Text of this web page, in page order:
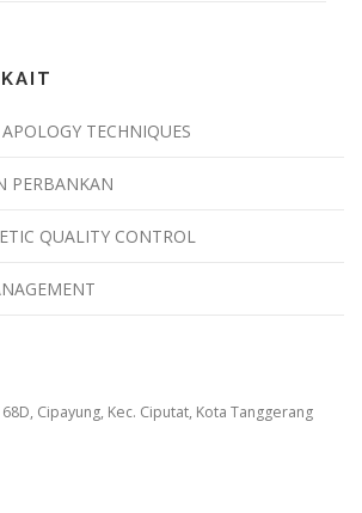
TECHNIQUES
PERBANKAN
QUALITY CONTROL
Cipayung, Kec. Ciputat, Kota Tanggerang